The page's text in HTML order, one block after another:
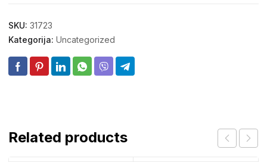
SKU: 31723
Kategorija: Uncategorized
Related products